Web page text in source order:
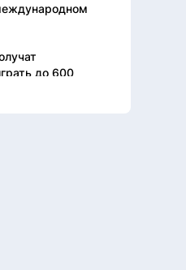
до 600
книг